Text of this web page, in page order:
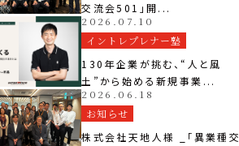
交流会501」開...
2026.07.10
イントレプレナー塾
130年企業が挑む、“人と風
土”から始める新規事業...
2026.06.18
お知らせ
株式会社天地人様 _「異業種交